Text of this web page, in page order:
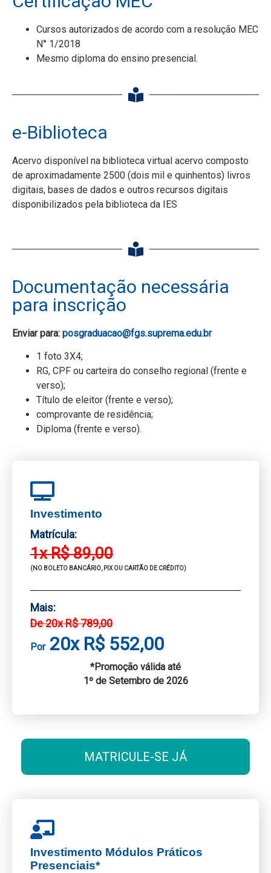
Cursos autorizados de acordo com a resolução MEC
N° 1/2018
Mesmo diploma do ensino presencial.
e-Biblioteca
Acervo disponível na biblioteca virtual acervo composto
de aproximadamente 2500 (dois mil e quinhentos) livros
digitais, bases de dados e outros recursos digitais
disponibilizados pela biblioteca da IES
Documentação necessária
para inscrição
Enviar para: posgraduacao@fgs.suprema.edu.br
1 foto 3X4;
RG, CPF ou carteira do conselho regional (frente e
verso);
Título de eleitor (frente e verso);
comprovante de residência;
Diploma (frente e verso).
Investimento
Matrícula:
1x R$ 89,00
(NO BOLETO BANCÁRIO, PIX OU CARTÃO DE CRÉDITO)
Mais:
De 20x R$ 789,00
Por20x R$ 552,00
*Promoção válida até
1º de Setembro de 2026
MATRICULE-SE JÁ
Investimento Módulos Práticos
Presenciais*